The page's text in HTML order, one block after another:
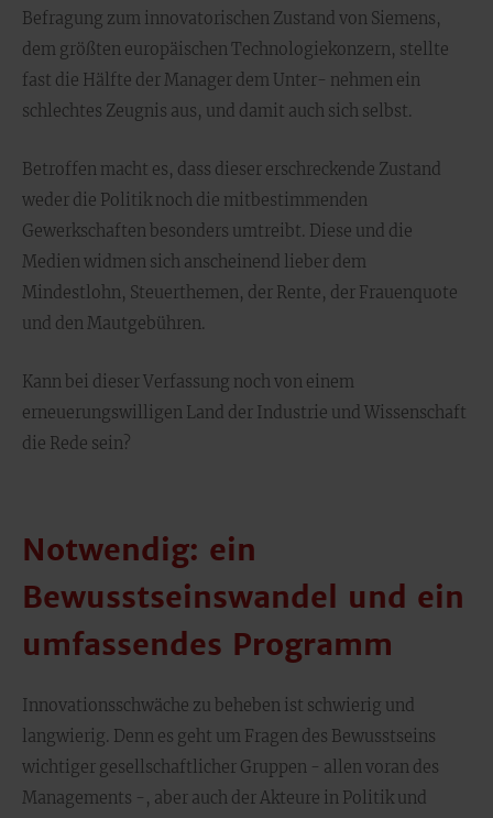
Befragung zum innovatorischen Zustand von Siemens,
dem größten europäischen Technologiekonzern, stellte
fast die Hälfte der Manager dem Unter- nehmen ein
schlechtes Zeugnis aus, und damit auch sich selbst.
Betroffen macht es, dass dieser erschreckende Zustand
weder die Politik noch die mitbestimmenden
Gewerkschaften besonders umtreibt. Diese und die
Medien widmen sich anscheinend lieber dem
Mindestlohn, Steuerthemen, der Rente, der Frauenquote
und den Mautgebühren.
Kann bei dieser Verfassung noch von einem
erneuerungswilligen Land der Industrie und Wissenschaft
die Rede sein?
Notwendig: ein
Bewusstseinswandel und ein
umfassendes Programm
Innovationsschwäche zu beheben ist schwierig und
langwierig. Denn es geht um Fragen des Bewusstseins
wichtiger gesellschaftlicher Gruppen - allen voran des
Managements -, aber auch der Akteure in Politik und